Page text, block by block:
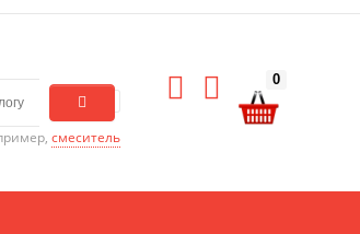
смеситель
0